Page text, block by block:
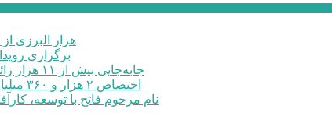
۶۰ هزار
برگزاری
جابه‌جایی بیش از ۱۱ هزار زائر اربعین از پایانه شهید کلانتری کرج به مرزهای ...
اختصاص ۲ هزار و ۳۶۰ میلیارد ریال برای تصفیه خانه فاضلاب صنعتی در البرز
نام مرحوم فاتح با توسعه،